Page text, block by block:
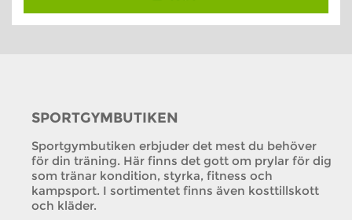
SPORTGYMBUTIKEN
Sportgymbutiken erbjuder det mest du behöver
för din träning. Här finns det gott om prylar för dig
som tränar kondition, styrka, fitness och
kampsport. I sortimentet finns även kosttillskott
och kläder.